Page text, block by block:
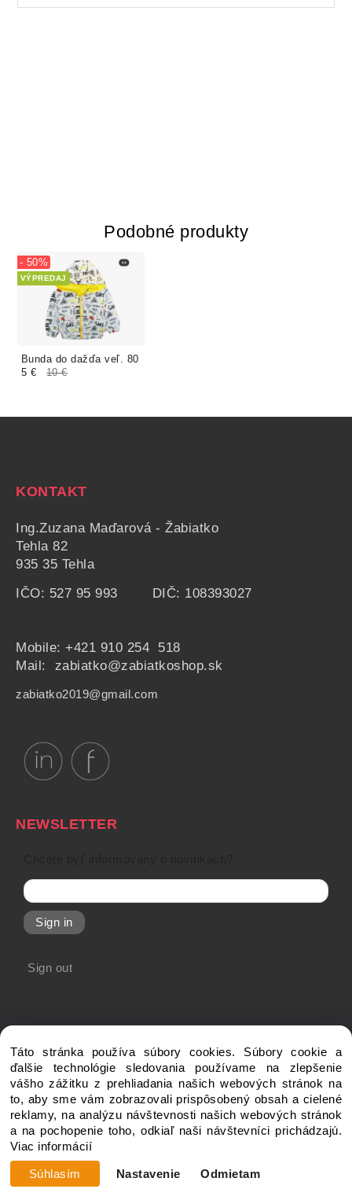
Podobné produkty
Bunda do dažďa veľ. 80
VÝPREDAJ
- 50%
5 € 10 €
KONTAKT
Ing.Zuzana Maďarová - Žabiatko
Tehla 82
935 35 Tehla
IČO: 527 95 993 DIČ: 108393027
Mobile: +421 910 254 518
Mail: zabiatko@zabiatkoshop.sk
zabiatko2019@gmail.com
NEWSLETTER
Sign in
Sign out
Copyright © 20xx My-Shop.com, All rights reserved
Táto stránka používa súbory cookies. Súbory cookie a
ďalšie technológie sledovania používame na zlepšenie
vášho zážitku z prehliadania našich webových stránok na
to, aby sme vám zobrazovali prispôsobený obsah a cielené
reklamy, na analýzu návštevnosti našich webových stránok
a na pochopenie toho, odkiaľ naši návštevníci prichádzajú.
Viac informácií
Súhlasím Nastavenie Odmietam